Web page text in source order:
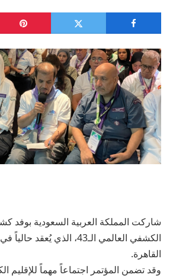
شاركت المملكة العربية السعودية بوفد
الكشفي العالمي الـ43، الذي
القاهرة.
وقد تضمن المؤتمر اجتماعاً مهماً للإقليم